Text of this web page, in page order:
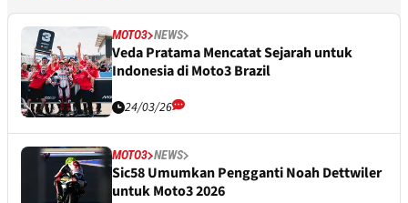
MOTO3 NEWS
Veda Pratama Mencatat Sejarah untuk
Indonesia di Moto3 Brazil
24/03/26
MOTO3 NEWS
Sic58 Umumkan Pengganti Noah Dettwiler
untuk Moto3 2026